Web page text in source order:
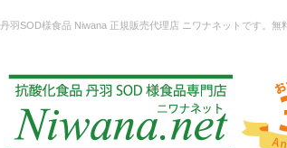
丹羽SOD様食品 Niwana 正規販売代理店 ニワナネットです。